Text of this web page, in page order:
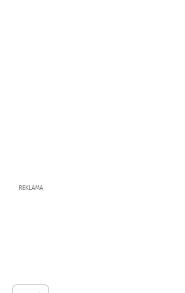
REKLAMA